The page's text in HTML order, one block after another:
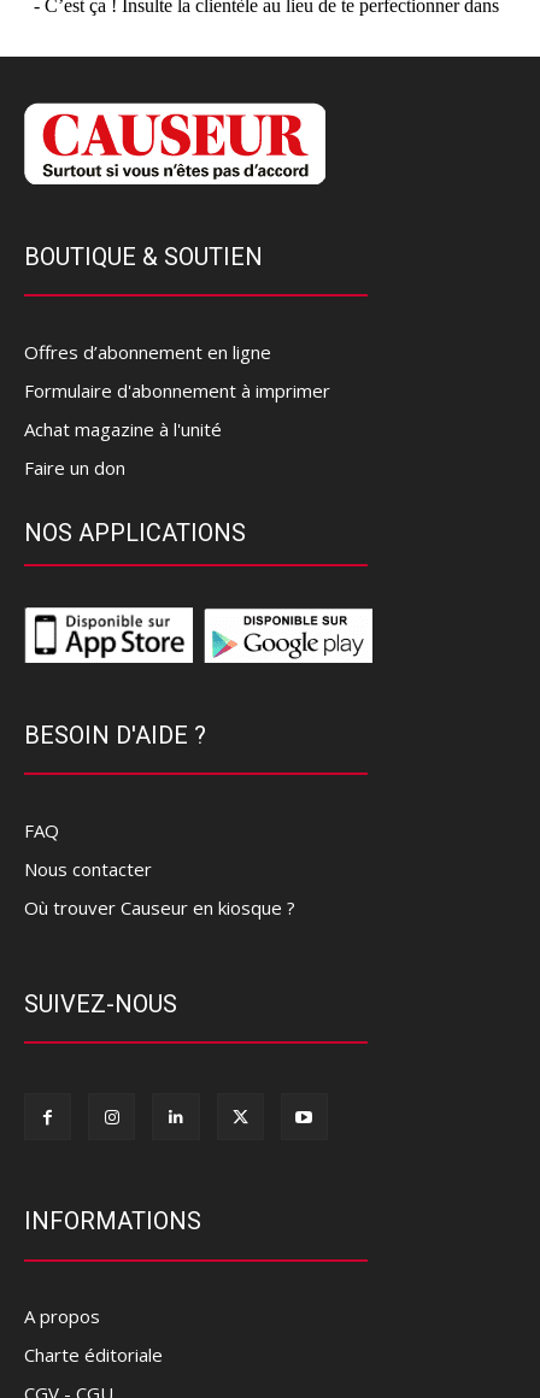
BOUTIQUE & SOUTIEN
Offres d’abonnement en ligne
Formulaire d'abonnement à imprimer
Achat magazine à l'unité
Faire un don
NOS APPLICATIONS
BESOIN D'AIDE ?
FAQ
Nous contacter
Où trouver Causeur en kiosque ?
SUIVEZ-NOUS
INFORMATIONS
A propos
Charte éditoriale
CGV - CGU